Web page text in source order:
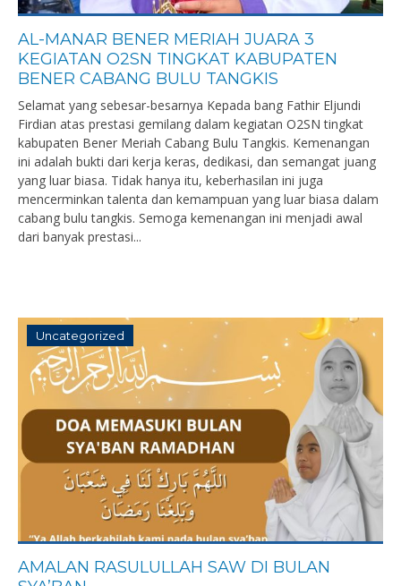
AL-MANAR BENER MERIAH JUARA 3
KEGIATAN O2SN TINGKAT KABUPATEN
BENER CABANG BULU TANGKIS
Selamat yang sebesar-besarnya Kepada bang Fathir Eljundi
Firdian atas prestasi gemilang dalam kegiatan O2SN tingkat
kabupaten Bener Meriah Cabang Bulu Tangkis. Kemenangan
ini adalah bukti dari kerja keras, dedikasi, dan semangat juang
yang luar biasa. Tidak hanya itu, keberhasilan ini juga
mencerminkan talenta dan kemampuan yang luar biasa dalam
cabang bulu tangkis. Semoga kemenangan ini menjadi awal
dari banyak prestasi...
Uncategorized
AMALAN RASULULLAH SAW DI BULAN